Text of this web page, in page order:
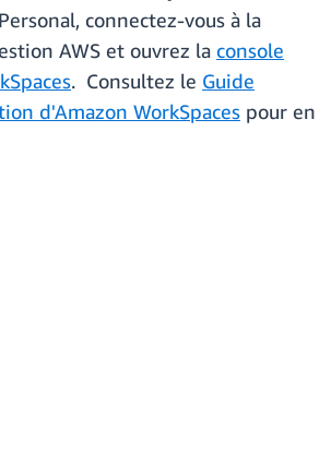
connectez-vous à la
AWS et ouvrez la console
. Consultez le Guide
d'Amazon WorkSpaces pour en